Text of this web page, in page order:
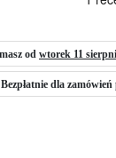
od wtorek 11
Bezpłatnie dla zamówień